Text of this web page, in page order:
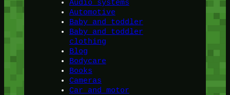
Audio systems
Automotive
Baby and toddler
Baby and toddler
clothing
Blog
Bodycare
Books
Cameras
Car and motor